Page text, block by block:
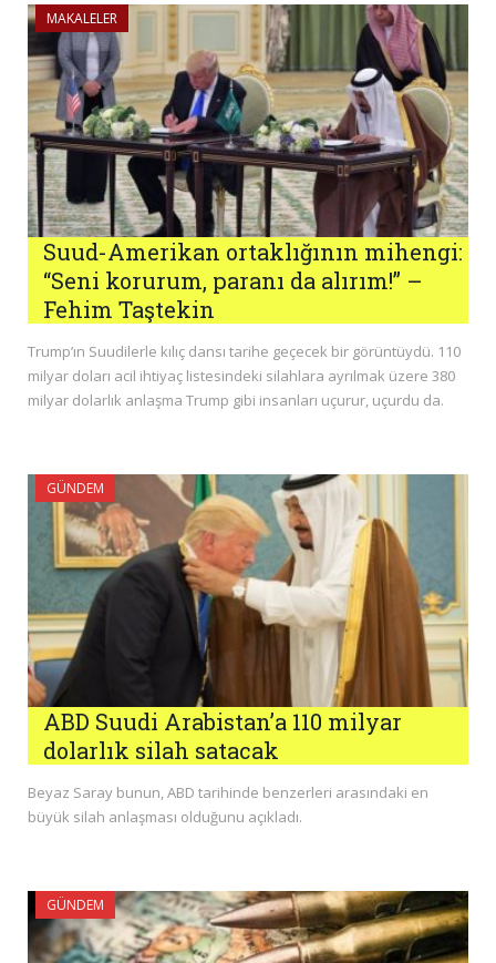
MAKALELER
Suud-Amerikan ortaklığının mihengi:
“Seni korurum, paranı da alırım!” –
Fehim Taştekin
Trump’ın Suudilerle kılıç dansı tarihe geçecek bir görüntüydü. 110
milyar doları acil ihtiyaç listesindeki silahlara ayrılmak üzere 380
milyar dolarlık anlaşma Trump gibi insanları uçurur, uçurdu da.
GÜNDEM
ABD Suudi Arabistan’a 110 milyar
dolarlık silah satacak
Beyaz Saray bunun, ABD tarihinde benzerleri arasındaki en
büyük silah anlaşması olduğunu açıkladı.
GÜNDEM